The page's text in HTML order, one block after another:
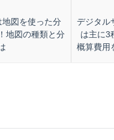
地図を使った分
地図の種類と分
デジタル
は主に3
概算費用